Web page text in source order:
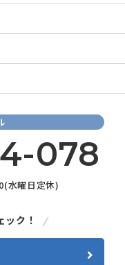
078
水曜日定休)
ック！